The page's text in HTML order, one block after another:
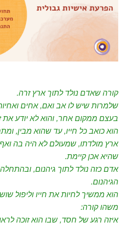
קורה שאדם נולד לתוך ארץ זרה.
שלמרות שיש לו אב ואם, אחים
בעצם ממקום אחר, והוא לא יודע את
הוא כואב כל חייו, עד שהוא מבין,
ארץ מולדתו, שמעולם לא היה בה
שהיא אכן קיימת.
אדם כזה נולד לתוך גיהנום, ובהתחלה
הגיהנום.
הוא ממשיך לחיות את חייו וליפול
משהו קורה:
איזה רגע של חסד, שבו הוא זוכה